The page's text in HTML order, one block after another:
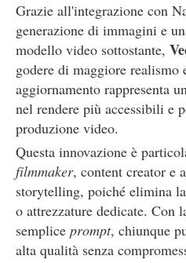
Grazie all'integrazione con
generazione di immagini e
modello video sottostante,
godere di maggiore
aggiornamento rappresenta
nel rendere più accessibili e
produzione video.
Questa innovazione è
filmmaker, content creator e
storytelling, poiché elimina
o attrezzature dedicate. Con
semplice prompt, chiunque
alta qualità senza